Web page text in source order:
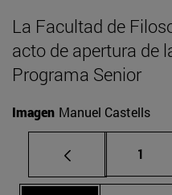
La Facultad de
acto de apertura de
Programa Senior
Imagen Manuel Castells
1